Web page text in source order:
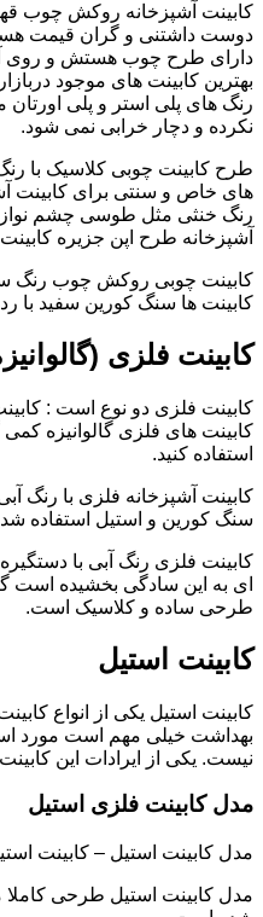
کابینت آشپزخانه روکش چوب
دوست داشتنی و گران قیمت
دارای طرح چوب هستش و روی
بهترین کابینت های موجود
رنگ های پلی استر و پلی
نکرده و دچار خرابی نمی شود.
طرح کابینت چوبی کلاسیک با
های خاص و سنتی برای کابینت
رنگ خنثی مثل طوسی چشم
آشپزخانه طرح اپن جزیره
کابینت چوبی روکش چوب رنگ
کابینت ها سنگ کورین سفید با
کابینت فلزی
کابینت فلزی دو نوع است :
کابینت های فلزی گالوانیزه
استفاده کنید.
کابینت آشپزخانه فلزی با رنگ
سنگ کورین و استیل استفاده
کابینت فلزی رنگ آبی با
ای به این سادگی بخشیده است
طرحی ساده و کلاسیک است.
کابینت استیل
کابینت استیل یکی از انواع
بهداشت خیلی مهم است مورد
نیست. یکی از ایرادات این
مدل کابینت فلزی استیل
مدل کابینت استیل – کابینت
مدل کابینت استیل طرحی کاملا